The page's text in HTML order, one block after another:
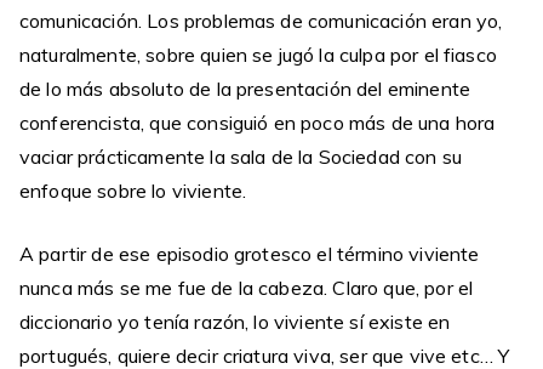
comunicación. Los problemas de comunicación eran yo,
naturalmente, sobre quien se jugó la culpa por el fiasco
de lo más absoluto de la presentación del eminente
conferencista, que consiguió en poco más de una hora
vaciar prácticamente la sala de la Sociedad con su
enfoque sobre lo viviente.
A partir de ese episodio grotesco el término viviente
nunca más se me fue de la cabeza. Claro que, por el
diccionario yo tenía razón, lo viviente sí existe en
portugués, quiere decir criatura viva, ser que vive etc… Y